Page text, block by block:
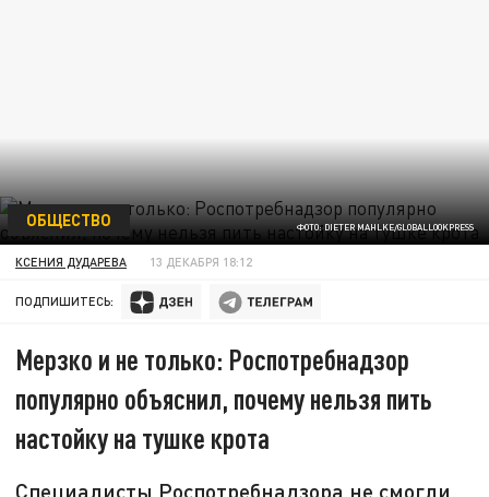
ФОТО: DIETER MAHLKE/GLOBALLOOKPRESS
ОБЩЕСТВО
КСЕНИЯ ДУДАРЕВА 13 ДЕКАБРЯ 18:12
ПОДПИШИТЕСЬ:
Мерзко и не только: Роспотребнадзор
популярно объяснил, почему нельзя пить
настойку на тушке крота
Специалисты Роспотребнадзора не смогли